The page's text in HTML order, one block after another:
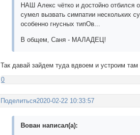
НАШ Алекс чётко и достойно отбился
сумел вызвать симпатии нескольких
особенно гнусных типОв...
В общем, Саня - МАЛАДЕЦ!
Так давай зайдем туда вдвоем и устроим
0
Поделиться2020-02-22 10:33:57
Вован написал(а):